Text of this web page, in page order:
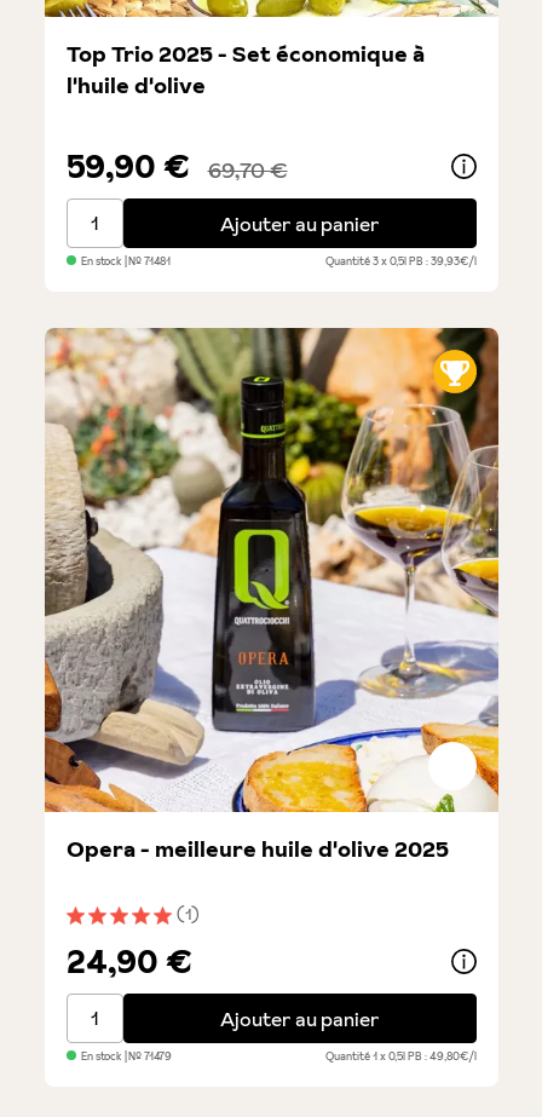
Top Trio 2025 - Set économique à
l'huile d'olive
59,90 € 69,70 €
Top Trio 2025 - Set économique à l'huile d'olive
Ajouter au panier
En stock | №71481 Quantité3 x 0,5lPB : 39,93€/l
Note moyenne de 5 sur 5 étoiles
(1)
Opera - meilleure huile d'olive 2025
24,90 €
Opera - meilleure huile d'olive 2025
Ajouter au panier
En stock | №71479 Quantité1 x 0,5lPB : 49,80€/l